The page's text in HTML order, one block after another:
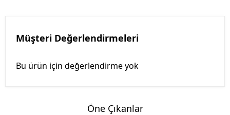
Müşteri Değerlendirmeleri
Bu ürün için değerlendirme yok
Öne Çıkanlar